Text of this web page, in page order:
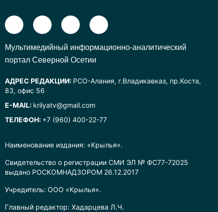
Наименование издания: «Крылья».
Свидетельство о регистрации СМИ ЭЛ № ФС77-72025
выдано РОСКОМНАДЗОРОМ 26.12.2017
Учредитель: ООО «Крылья».
Главный редактор: Хадарцева Л.Ч.
Mультимедийный информационно-аналитический
портал Северной Осетии
АДРЕС РЕДАКЦИИ: РСО-Алания, г.Владикавказ, пр.Коста,
83, офис 56
E-MAIL: krilyatv@gmail.com
ТЕЛЕФОН: +7 (960) 400-22-77